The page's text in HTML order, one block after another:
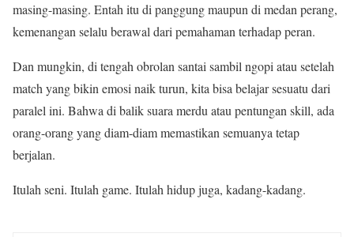
masing-masing. Entah itu di panggung maupun di medan perang,
kemenangan selalu berawal dari pemahaman terhadap peran.
Dan mungkin, di tengah obrolan santai sambil ngopi atau setelah
match yang bikin emosi naik turun, kita bisa belajar sesuatu dari
paralel ini. Bahwa di balik suara merdu atau pentungan skill, ada
orang-orang yang diam-diam memastikan semuanya tetap
berjalan.
Itulah seni. Itulah game. Itulah hidup juga, kadang-kadang.